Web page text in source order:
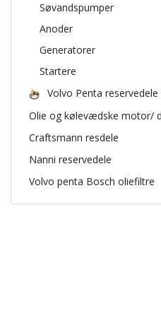
Søvandspumper
Anoder
Generatorer
Startere
Volvo Penta
Olie og kølevædske motor/
Craftsmann resdele
Nanni reservedele
Volvo penta Bosch oliefiltre